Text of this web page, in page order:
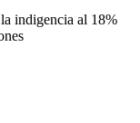
indigencia al 18%